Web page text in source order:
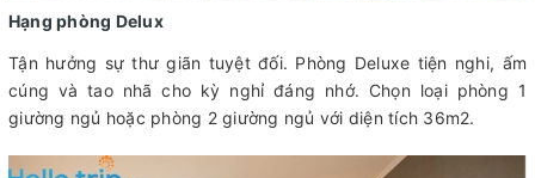
Hạng phòng Delux
Tận hưởng sự thư giãn tuyệt đối. Phòng Deluxe tiện nghi, ấm
cúng và tao nhã cho kỳ nghỉ đáng nhớ. Chọn loại phòng 1
giường ngủ hoặc phòng 2 giường ngủ với diện tích 36m2.